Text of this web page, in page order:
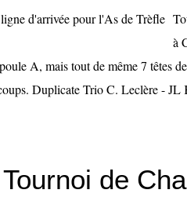
à
A, mais tout de même 7 têtes
Duplicate Trio C. Leclère -
de